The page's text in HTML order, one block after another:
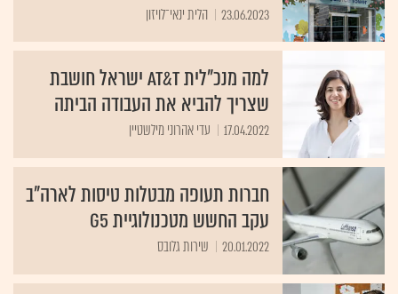
23.06.2023 הלית ינאי־לויזון
למה מנכ"לית AT&T ישראל חושבת
שצריך להביא את העבודה הביתה
17.04.2022 עדי אהרוני מילשטיין
חברות תעופה מבטלות טיסות לארה"ב
עקב החשש מטכנולוגיית G5
20.01.2022 שירות גלובס